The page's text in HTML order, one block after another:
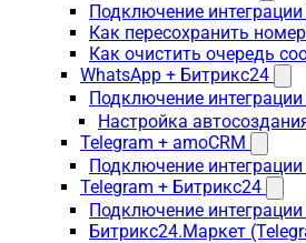
Подключение
Как пересохранить
Как очистить очередь
WhatsApp + Битрикс24
Подключение
Настройка
Telegram + amoCRM
Подключение
Telegram + Битрикс24
Подключение
Битрикс24.Маркет